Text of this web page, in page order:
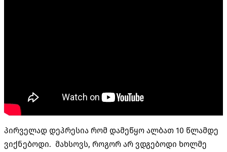
პირველად დეპრესია რომ დამეწყო ალბათ 10 წლამდე
ვიქნებოდი. მახსოვს, როგორ არ ვდგებოდი ხოლმე